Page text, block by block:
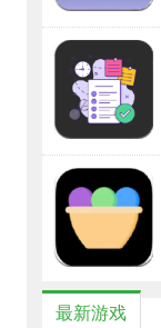
最新游戏